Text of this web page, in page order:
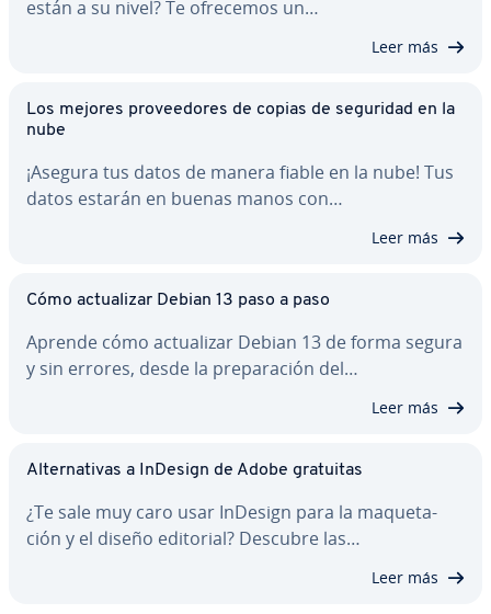
están a su nivel? Te ofrecemos un…
Leer más
Los mejores pro­vee­do­res de copias de seguridad en la
nube
¡Asegura tus datos de manera fiable en la nube! Tus
datos estarán en buenas manos con…
Leer más
Cómo ac­tua­li­zar Debian 13 paso a paso
Aprende cómo ac­tua­li­zar Debian 13 de forma segura
y sin errores, desde la pre­pa­ra­ción del…
Leer más
Al­te­r­na­ti­vas a InDesign de Adobe gratuitas
¿Te sale muy caro usar InDesign para la ma­que­ta­
ción y el diseño editorial? Descubre las…
Leer más